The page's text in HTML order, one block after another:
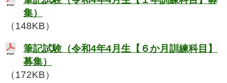
集）
（148KB）
筆記試験（令和4年4月生【６か月訓練科目】
募集）
（172KB）